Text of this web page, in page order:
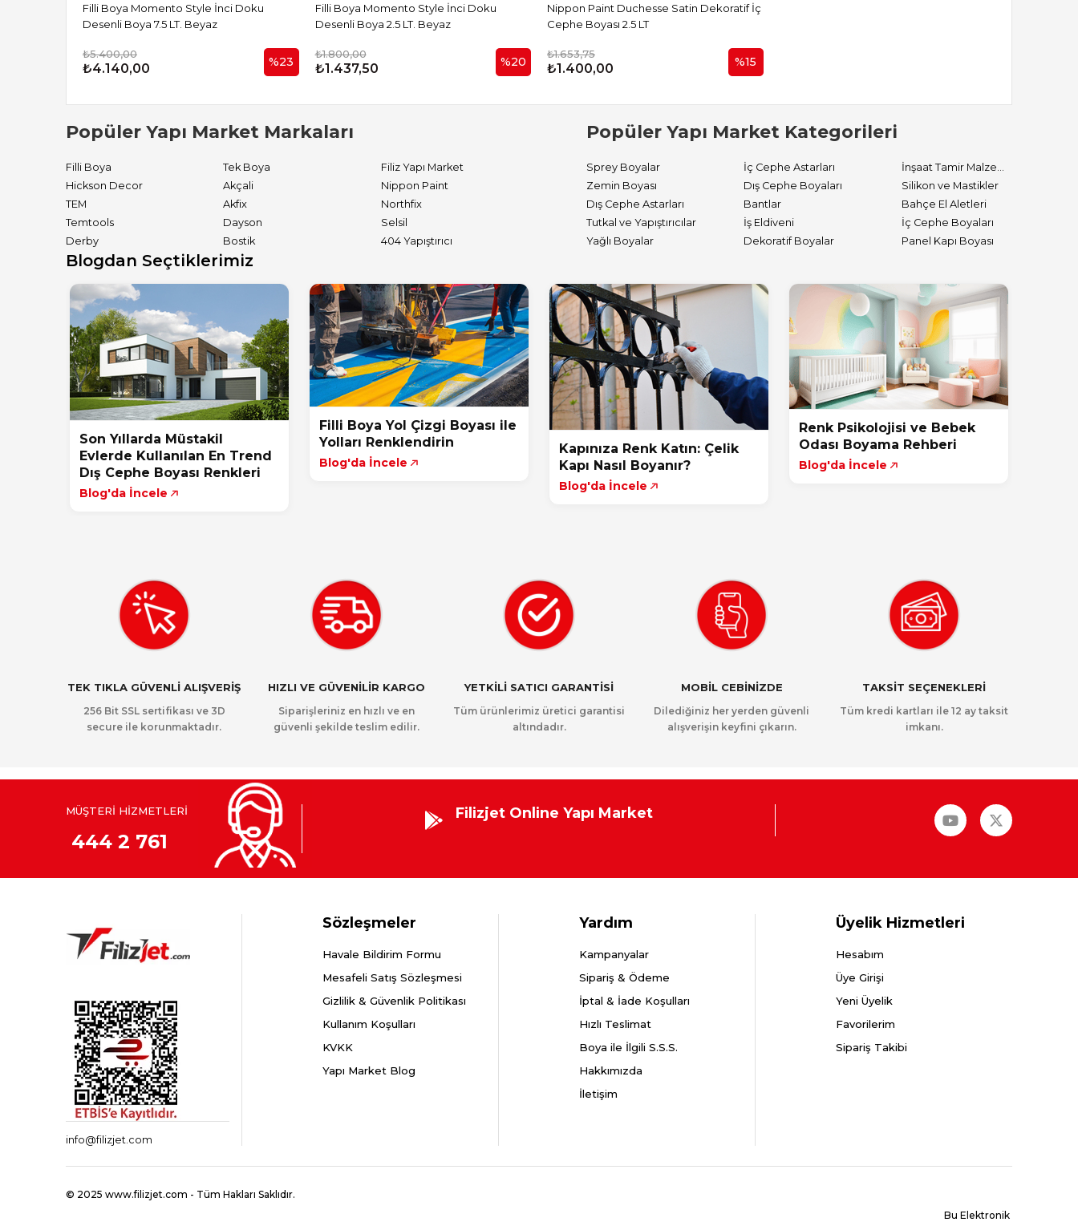
Filli Boya Momento Style İnci Doku
Desenli Boya 7.5 LT. Beyaz
₺5.400,00
₺4.140,00 %23
Filli Boya Momento Style İnci Doku
Desenli Boya 2.5 LT. Beyaz
₺1.800,00
₺1.437,50 %20
Nippon Paint Duchesse Satin Dekoratif İç
Cephe Boyası 2.5 LT
₺1.653,75
₺1.400,00 %15
Popüler Yapı Market Markaları
Filli Boya Tek Boya
Filiz Yapı Market
Hickson Decor
Akçali
Nippon Paint
TEM
Akfix
Northfix
Temtools
Dayson
Selsil
Derby
Bostik 404 Yapıştırıcı
Popüler Yapı Market Kategorileri
Sprey Boyalar İç Cephe Astarları
Zemin Boyası
Dış Cephe Boyaları
Silikon ve Mastikler
Dış Cephe Astarları
Bantlar
Bahçe El Aletleri
Tutkal ve Yapıştırıcılar
İş Eldiveni
İç Cephe Boyaları
Yağlı Boyalar
Dekoratif Boyalar Panel Kapı Boyası
Blogdan Seçtiklerimiz
Son Yıllarda Müstakil
Evlerde Kullanılan En Trend
Dış Cephe Boyası Renkleri
Blog'da İncele
Filli Boya Yol Çizgi Boyası ile
Yolları Renklendirin
Blog'da İncele
Kapınıza Renk Katın: Çelik
Kapı Nasıl Boyanır?
Blog'da İncele
Renk Psikolojisi ve Bebek
Odası Boyama Rehberi
Blog'da İncele
TEK TIKLA GÜVENLİ ALIŞVERİŞ
256 Bit SSL sertifikası ve 3D
secure ile korunmaktadır.
HIZLI VE GÜVENİLİR KARGO
Siparişleriniz en hızlı ve en
güvenli şekilde teslim edilir.
YETKİLİ SATICI GARANTİSİ
Tüm ürünlerimiz üretici garantisi
altındadır.
MOBİL CEBİNİZDE
Dilediğiniz her yerden güvenli
alışverişin keyfini çıkarın.
TAKSİT SEÇENEKLERİ
Tüm kredi kartları ile 12 ay taksit
imkanı.
MÜŞTERİ HİZMETLERİ
444 2 761
Filizjet Online Yapı Market
info@filizjet.com
Sözleşmeler
Havale Bildirim Formu
Mesafeli Satış Sözleşmesi
Gizlilik & Güvenlik Politikası
Kullanım Koşulları
KVKK
Yapı Market Blog
Yardım
Kampanyalar
Sipariş & Ödeme
İptal & İade Koşulları
Hızlı Teslimat
Boya ile İlgili S.S.S.
Hakkımızda
İletişim
Üyelik Hizmetleri
Hesabım
Üye Girişi
Yeni Üyelik
Favorilerim
Sipariş Takibi
© 2025 www.filizjet.com - Tüm Hakları Saklıdır.
Bu Elektronik